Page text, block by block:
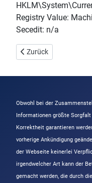
Registry Value:
Secedit: n/a
Vorheriger Beitrag:
Zurück
Obwohl bei der
Informationen größte
Korrektheit garantieren
vorherige Ankündigung
der Webseite keinerlei
irgendwelcher Art kann der
gemacht werden, die durch